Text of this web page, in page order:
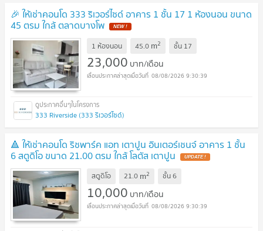
🎉 ให้เช่าคอนโด 333 ริเวอร์ไซด์ อาคาร 1 ชั้น 17 1 ห้องนอน ขนาด
45 ตรม ใกล้ ตลาดบางโพ NEW !
1 ห้องนอน 45.0 m2 ชั้น 17
23,000 บาท/เดือน
08/08/2026 9:30:39
333 Riverside (333 ริเวอร์ไซด์)
🔺 ให้เช่าคอนโด ริชพาร์ค แอท เตาปูน อินเตอร์เชนจ์ อาคาร 1 ชั้น
6 สตูดิโอ ขนาด 21.00 ตรม ใกล้ โลตัส เตาปูน UPDATE !
สตูดิโอ 21.0 m2 ชั้น6
10,000 บาท/เดือน
08/08/2026 9:30:39